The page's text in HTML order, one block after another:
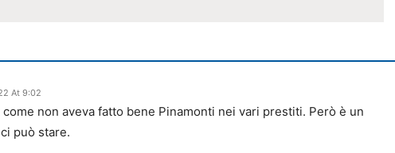
At 9:02
non aveva fatto bene Pinamonti nei vari prestiti. Però è un
può stare.